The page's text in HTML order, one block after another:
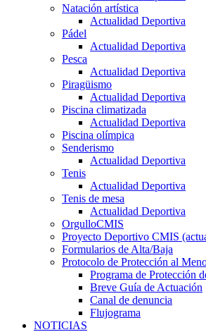
Natación artística
Actualidad Deportiva
Pádel
Actualidad Deportiva
Pesca
Actualidad Deportiva
Piragüismo
Actualidad Deportiva
Piscina climatizada
Actualidad Deportiva
Piscina olímpica
Senderismo
Actualidad Deportiva
Tenis
Actualidad Deportiva
Tenis de mesa
Actualidad Deportiva
OrgulloCMIS
Proyecto Deportivo CMIS
Formularios de Alta/Baja
Protocolo de Protección al
Programa de Protección
Breve Guía de Actuación
Canal de denuncia
Flujograma
NOTICIAS